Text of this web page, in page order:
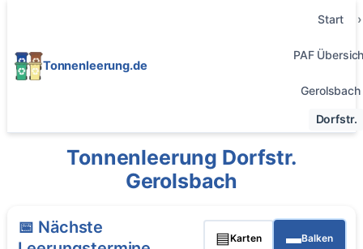
Tonnenleerung.de
Start
PAF
Gerolsbach
Dorfstr.
Tonnenleerung Dorfstr.
Gerolsbach
📅 Nächste
▤Karten ▬Balken